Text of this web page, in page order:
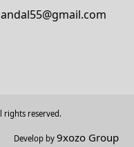
rights reserved.
Develop by 9xozo Group